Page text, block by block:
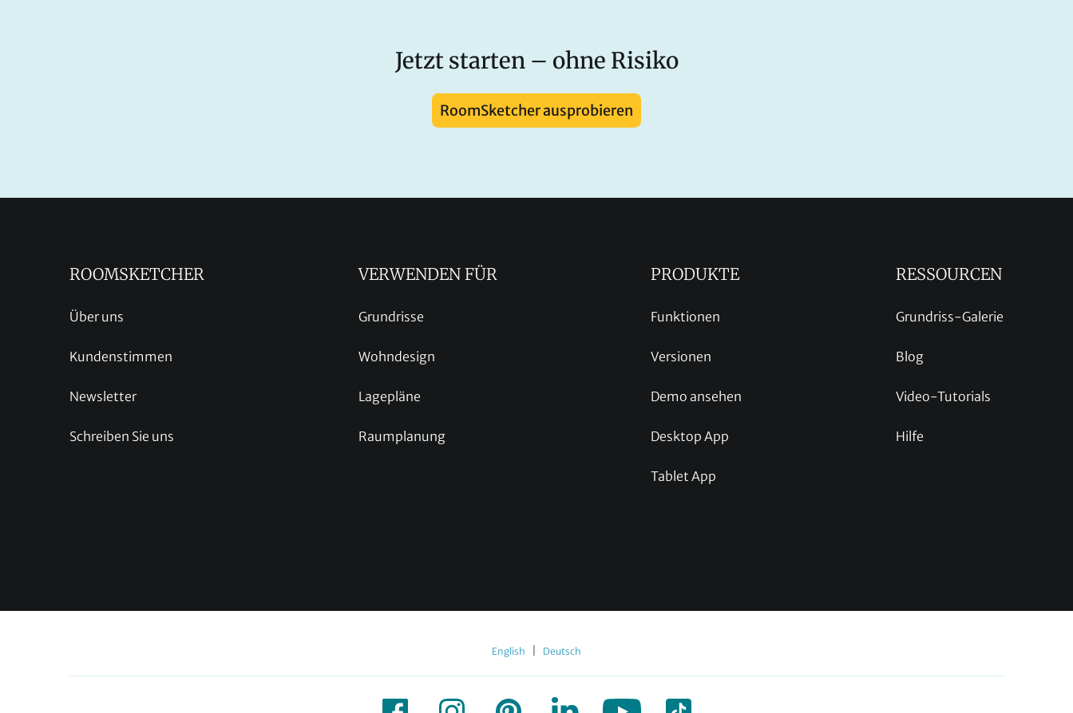
Jetzt starten – ohne Risiko
RoomSketcher ausprobieren
ROOMSKETCHER
Über uns
Kundenstimmen
Newsletter
Schreiben Sie uns
VERWENDEN FÜR
Grundrisse
Wohndesign
Lagepläne
Raumplanung
PRODUKTE
Funktionen
Versionen
Demo ansehen
Desktop App
Tablet App
RESSOURCEN
Grundriss-Galerie
Blog
Video-Tutorials
Hilfe
English Deutsch